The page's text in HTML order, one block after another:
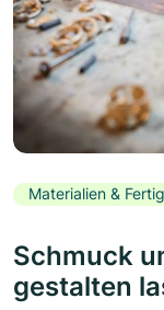
Materialien &
Schmuck
gestalten